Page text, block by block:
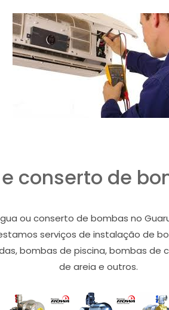
conserto de
ou conserto de bombas no
serviços de instalação de
bombas de piscina, bombas
de areia e outros.